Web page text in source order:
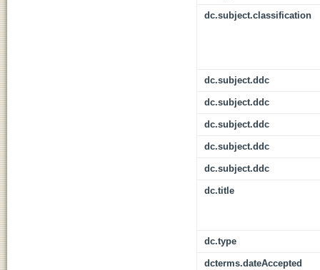
dc.subject.classification
dc.subject.ddc
dc.subject.ddc
dc.subject.ddc
dc.subject.ddc
dc.subject.ddc
dc.title
dc.type
dcterms.dateAccepted